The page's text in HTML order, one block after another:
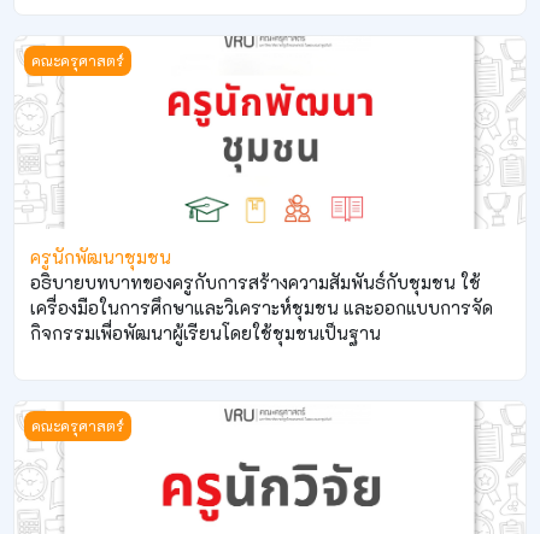
ครูนักพัฒนาชุมชน
คณะครุศาสตร์
ครูนักพัฒนาชุมชน
อธิบายบทบาทของครูกับการสร้างความสัมพันธ์กับชุมชน ใช้
เครื่องมือในการศึกษาและวิเคราะห์ชุมชน และออกแบบการจัด
กิจกรรมเพื่อพัฒนาผู้เรียนโดยใช้ชุมชนเป็นฐาน
ครูนักวิจัย
คณะครุศาสตร์